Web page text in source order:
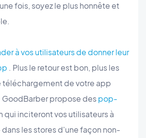
fois, soyez le plus honnête et
à vos utilisateurs de donner leur
. Plus le retour est bon, plus les
de votre app
GoodBarber propose despop-
qui inciteront vos utilisateurs à
les stores d'une façon non-